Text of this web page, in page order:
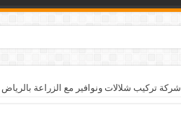
شركة تركيب شلالات ونوافير مع الزراعة بالرياض